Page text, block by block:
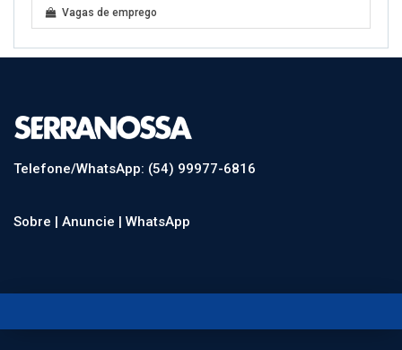
Vagas de emprego
Telefone/WhatsApp: (54) 99977-6816
Sobre | Anuncie | WhatsApp